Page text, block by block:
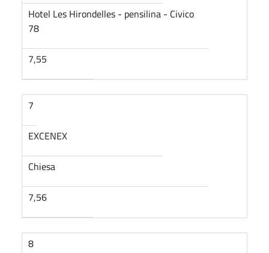
Hotel Les Hirondelles - pensilina - Civico
78
7,55
7
EXCENEX
Chiesa
7,56
8